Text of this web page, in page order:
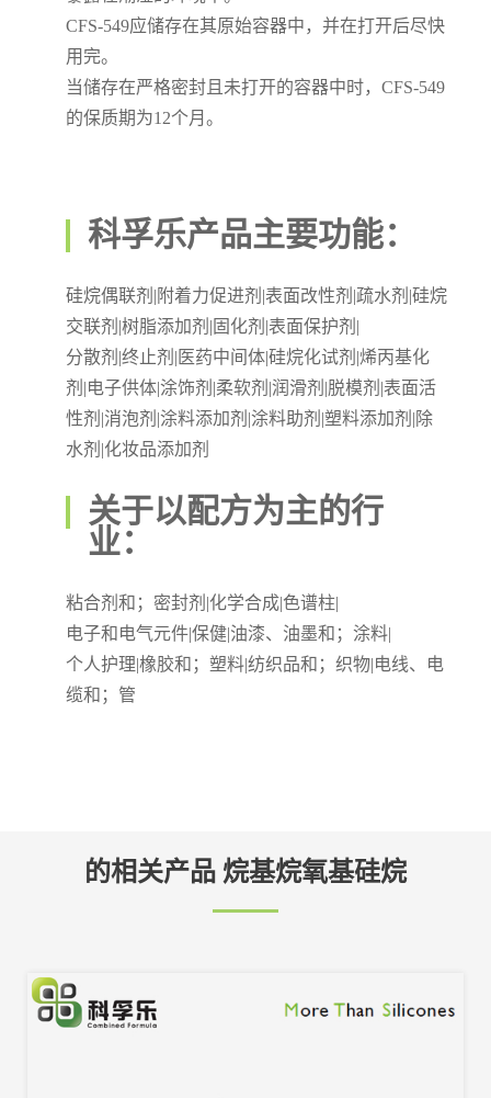
CFS-549应储存在其原始容器中，并在打开后尽快
用完。
当储存在严格密封且未打开的容器中时，CFS-549
的保质期为12个月。
科孚乐产品主要功能：
硅烷偶联剂|附着力促进剂|表面改性剂|疏水剂|硅烷
交联剂|树脂添加剂|固化剂|表面保护剂|
分散剂|终止剂|医药中间体|硅烷化试剂|烯丙基化
剂|电子供体|涂饰剂|柔软剂|润滑剂|脱模剂|表面活
性剂|消泡剂|涂料添加剂|涂料助剂|塑料添加剂|除
水剂|化妆品添加剂
关于以配方为主的行
业：
粘合剂和；密封剂|化学合成|色谱柱|
电子和电气元件|保健|油漆、油墨和；涂料|
个人护理|橡胶和；塑料|纺织品和；织物|电线、电
缆和；管
的相关产品 烷基烷氧基硅烷